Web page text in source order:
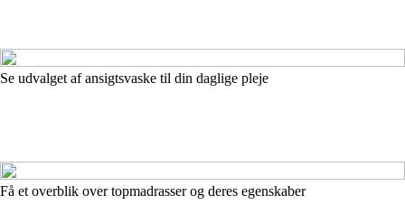
Se udvalget af ansigtsvaske til din daglige pleje
Få et overblik over topmadrasser og deres egenskaber